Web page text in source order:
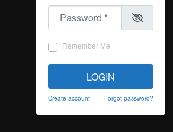
Password
Remember Me
LOGIN
Create account Forgot password?